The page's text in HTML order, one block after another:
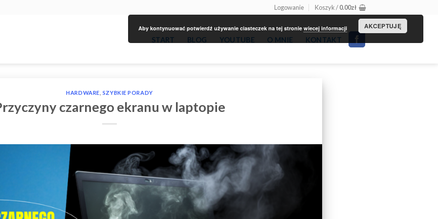
Logowanie Koszyk /0.00zł
START BLOG YOUTUBE O MNIE KONTAKT
HARDWARE SZYBKIE PORADY
czarnego ekranu w laptopie
Aby kontynuować potwierdź używanie ciasteczek na tej stronie wiecej informacji AKCEPTUJĘ